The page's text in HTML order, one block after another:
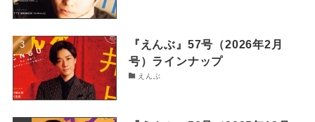
『えんぶ』57号（2026年2月
号）ラインナップ
えんぶ